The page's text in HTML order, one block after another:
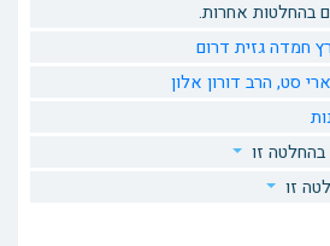
חמדה גזית דרום
סט, הרב דורון אלון
זו
זו